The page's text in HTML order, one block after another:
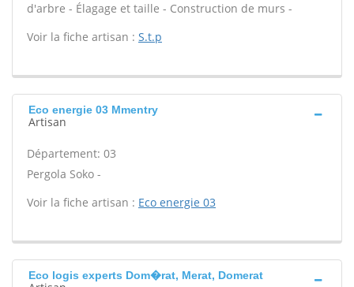
d'arbre - Élagage et taille - Construction de murs -
Voir la fiche artisan : S.t.p
Eco energie 03 Mmentry
Artisan
Département: 03
Pergola Soko -
Voir la fiche artisan : Eco energie 03
Eco logis experts Dom�rat, Merat, Domerat